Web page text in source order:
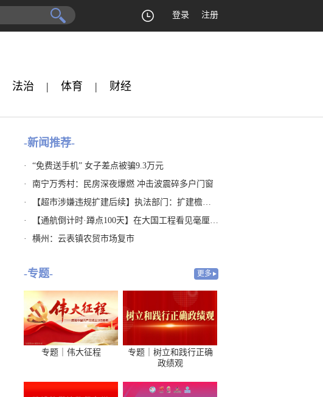
登录 注册
法治 | 体育 | 财经
-新闻推荐-
·
“免费送手机” 女子差点被骗9.3万元
·
南宁万秀村：民房深夜爆燃 冲击波震碎多户门窗
·
【超市涉嫌违规扩建后续】执法部门：扩建檐廊涉嫌违建 是否占地有待认定
·
【通航倒计时·蹲点100天】在大国工程看见毫厘之“精”
·
横州：云表镇农贸市场复市
-专题- 更多
专题｜伟大征程
专题｜树立和践行正确
政绩观